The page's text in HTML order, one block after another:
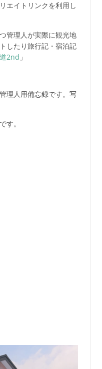
エイトリンクを利用し
管理人が実際に観光地
したり旅行記・宿泊記
2nd 」
理人用備忘録です。写
す。